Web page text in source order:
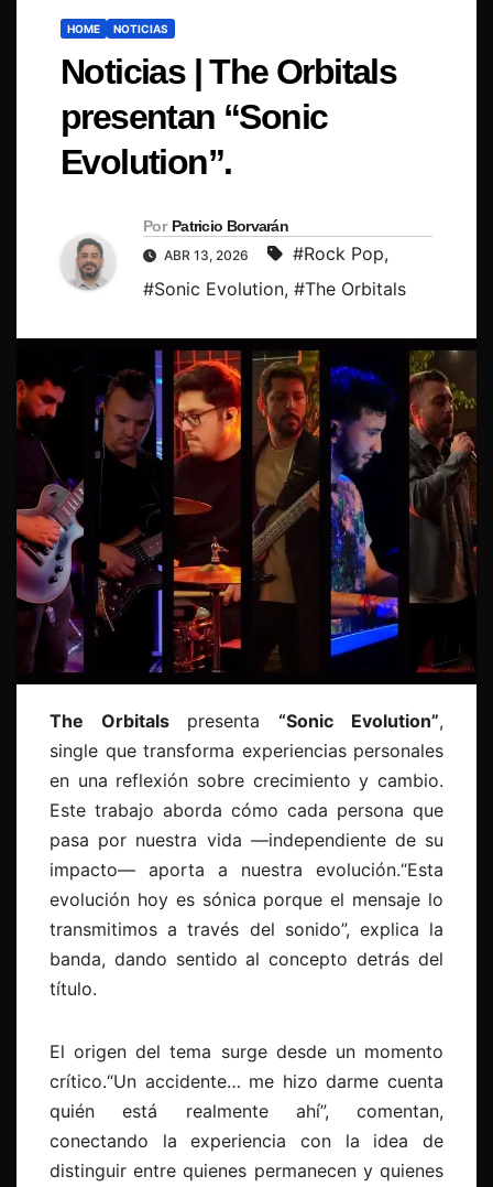
HOME NOTICIAS
Noticias | The Orbitals
presentan “Sonic
Evolution”.
Por Patricio Borvarán
ABR 13, 2026 #Rock Pop,
#Sonic Evolution, #The Orbitals
The Orbitals presenta “Sonic Evolution”,
single que transforma experiencias personales
en una reflexión sobre crecimiento y cambio.
Este trabajo aborda cómo cada persona que
pasa por nuestra vida —independiente de su
impacto— aporta a nuestra evolución.“Esta
evolución hoy es sónica porque el mensaje lo
transmitimos a través del sonido”, explica la
banda, dando sentido al concepto detrás del
título.
El origen del tema surge desde un momento
crítico.“Un accidente… me hizo darme cuenta
quién está realmente ahí”, comentan,
conectando la experiencia con la idea de
distinguir entre quienes permanecen y quienes